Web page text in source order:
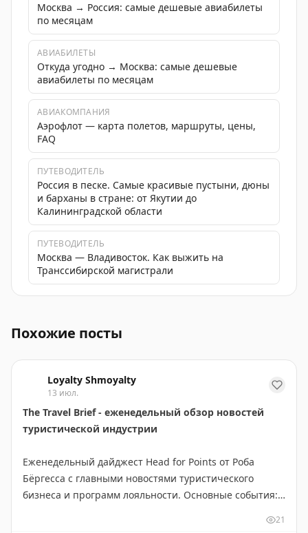
Москва → Россия: самые дешевые авиабилеты
по месяцам
АВИАБИЛЕТЫ
Откуда угодно → Москва: самые дешевые
авиабилеты по месяцам
АВИАКОМПАНИЯ
Аэрофлот — карта полетов, маршруты, цены,
FAQ
ПУТЕВОДИТЕЛЬ
Россия в песке. Самые красивые пустыни, дюны
и барханы в стране: от Якутии до
Калининградской области
ПУТЕВОДИТЕЛЬ
Москва — Владивосток. Как выжить на
Транссибирской магистрали
Похожие посты
Loyalty Shmoyalty
13 июл.
The Travel Brief - еженедельный обзор новостей
туристической индустрии
Еженедельный дайджест Head for Points от Роба
Бёргесса с главными новостями туристического
бизнеса и программ лояльности. Основные события:
21